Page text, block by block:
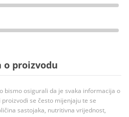
proizvodu
bismo osigurali da je svaka informacija o
se često mijenjaju te se
sastojaka, nutritivna vrijednost,